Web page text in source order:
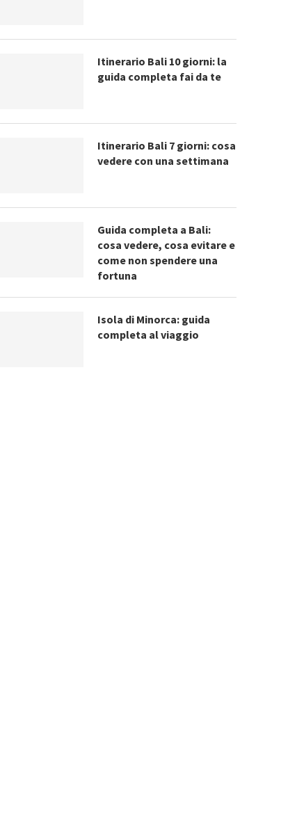
Itinerario Bali 10 giorni: la
guida completa fai da te
Itinerario Bali 7 giorni: cosa
vedere con una settimana
Guida completa a Bali:
cosa vedere, cosa evitare e
come non spendere una
fortuna
Isola di Minorca: guida
completa al viaggio